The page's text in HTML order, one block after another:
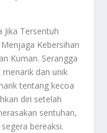
Jika Tersentuh
Kebersihan
Kuman. Serangga
dan unik
tentang kecoa
diri setelah
sentuhan,
bereaksi.